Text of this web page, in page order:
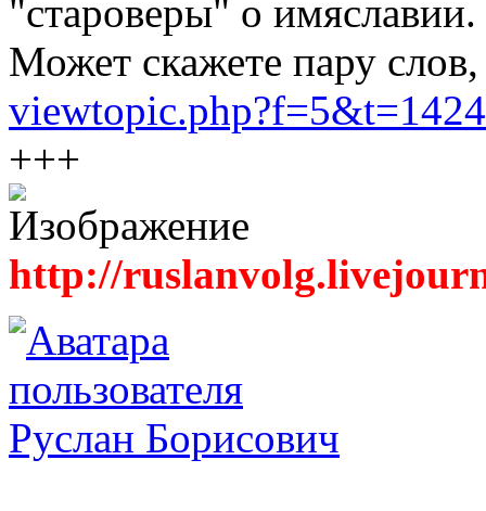
"староверы" о имяславии.
Может скажете пару
+++
http://
Руслан Борисович